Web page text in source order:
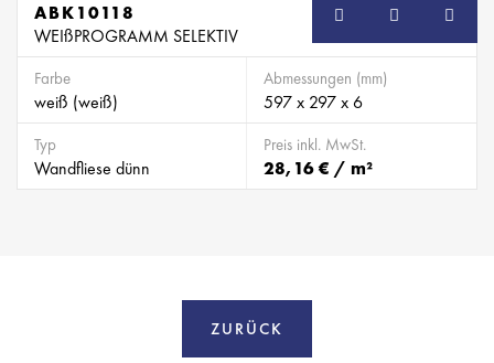
ABK10118
WEIßPROGRAMM SELEKTIV
Farbe
weiß (weiß)
Abmessungen (mm)
597 x 297 x 6
Typ
Wandfliese dünn
Preis inkl. MwSt.
28,16 € / m²
ZURÜCK